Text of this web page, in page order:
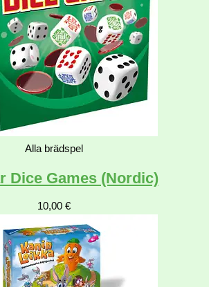
Alla brädspel
Dice Games (Nordic)
10,00 €